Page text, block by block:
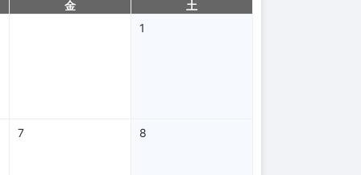
金
土
1
7 8